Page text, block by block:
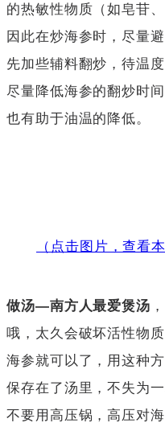
的热敏性物质（如皂苷
因此在炒海参时，尽量
先加些辅料翻炒，待温
尽量降低海参的翻炒时
也有助于油温的降低。
（点击图片，查看
做汤—南方人最爱煲汤
哦，太久会破坏活性物
海参就可以了，用这种
保存在了汤里，不失为
不要用高压锅，高压对